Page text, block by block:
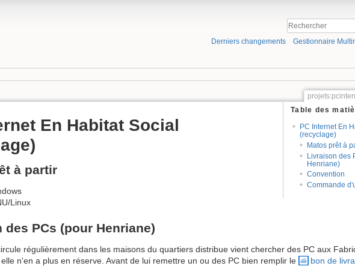
Derniers changements Gestionnaire
Table des
PC Internet En
(recyclage)
Matos prêt à
Livraison des
Henriane)
Convention
Commande
En Habitat Social
à partir
Linux
des PCs (pour Henriane)
régulièrement dans les maisons du quartiers distribue vient chercher des PC aux
n'en a plus en réserve. Avant de lui remettre un ou des PC bien remplir le
bon de